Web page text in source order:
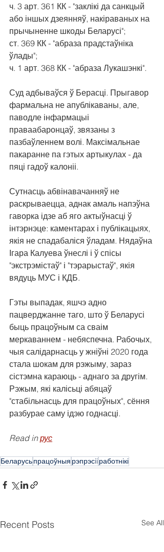
ч. 3 арт. 361 КК - "заклікі да санкцый
або іншых дзеянняў, накіраваных на
прычыненне шкоды Беларусі";
ст. 369 КК - "абраза прадстаўніка
ўлады";
ч. 1 арт. 368 КК - "абраза Лукашэнкі".
Суд адбываўся ў Берасці. Прыгавор
фармальна не апублікаваны, але,
паводле інфармацыі
праваабаронцаў, звязаны з
пазбаўленнем волі. Максімальнае
пакаранне па гэтых артыкулах - да
пяці гадоў калоніі.
Сутнасць абвінавачанняў не
раскрываецца, аднак амаль напэўна
гаворка ідзе аб яго актыўнасці ў
інтэрнэце: каментарах і публікацыях,
якія не спадабаліся ўладам. Нядаўна
Ігара Калуева ўнеслі і ў спісы
"экстрэмістаў" і "тэрарыстаў", якія
вядуць МУС і КДБ.
Гэты выпадак, яшчэ адно
пацверджанне таго, што ў Беларусі
быць працоўным са сваім
меркаваннем - небяспечна. Рабочых,
чыя салідарнасць у жніўні 2020 года
стала шокам для рэжыму, зараз
сістэмна караюць - аднаго за другім.
Рэжым, які калісьці абяцаў
"стабільнасць для працоўных", сёння
разбурае саму ідэю годнасці.
Read in рус
Беларусьпрацоўныя рэпрэсii работнікі
Recent Posts See All